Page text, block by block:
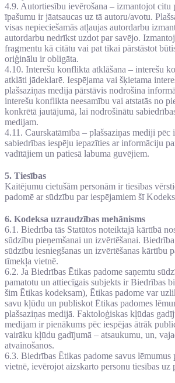
4.9. Autortiesību ievērošana – izmantojot citu
īpašumu ir jāatsaucas uz tā autoru/avotu.
visas nepieciešamās atļaujas autordarbu
autordarbu nedrīkst uzdot par savējo.
fragmentu kā citātu vai pat tikai pārstāstot
oriģinālu ir obligāta.
4.10. Interešu konflikta atklāšana – interešu
atklāti jādeklarē. Iespējama vai šķietama
plašsaziņas medija pārstāvis nodrošina
interešu konflikta neesamību vai atstatās no
konkrētā jautājumā, lai nodrošinātu
medijam.
4.11. Caurskatāmība – plašsaziņas mediji pēc
sabiedrības iespēju iepazīties ar informāciju
vadītājiem un patiesā labuma guvējiem.
5. Tiesības
Kaitējumu cietušām personām ir tiesības
padomē ar sūdzību par iespējamiem šī
6. Kodeksa uzraudzības mehānisms
6.1. Biedrība tās Statūtos noteiktajā kārtībā
sūdzību pieņemšanai un izvērtēšanai.
sūdzību iesniegšanas un izvērtēšanas kārtību
tīmekļa vietnē.
6.2. Ja Biedrības Ētikas padome saņemtu
pamatotu un attiecīgais subjekts ir Biedrības
šim Ētikas kodeksam), Ētikas padome var
savu kļūdu un publiskot Ētikas padomes
plašsaziņas medijā. Faktoloģiskas kļūdas
medijam ir pienākums pēc iespējas ātrāk
vairāku kļūdu gadījumā – atsaukumu, un,
atvainošanos.
6.3. Biedrības Ētikas padome savus lēmumus
vietnē, ievērojot aizskarto personu tiesības uz